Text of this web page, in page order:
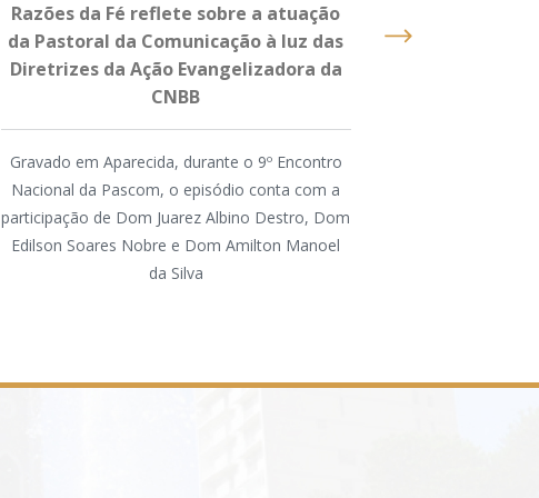
Razões da Fé reflete sobre a atuação
da Pastoral da Comunicação à luz das
Diretrizes da Ação Evangelizadora da
CNBB
Gravado em Aparecida, durante o 9º Encontro
Nacional da Pascom, o episódio conta com a
participação de Dom Juarez Albino Destro, Dom
Edilson Soares Nobre e Dom Amilton Manoel
da Silva
um dia intenso